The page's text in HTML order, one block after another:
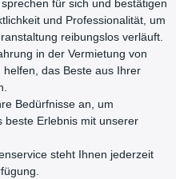
für sich und bestätigen
und Professionalität, um
reibungslos verläuft.
in der Vermietung von
das Beste aus Ihrer
Bedürfnisse an, um
beste Erlebnis mit unserer
steht Ihnen jederzeit